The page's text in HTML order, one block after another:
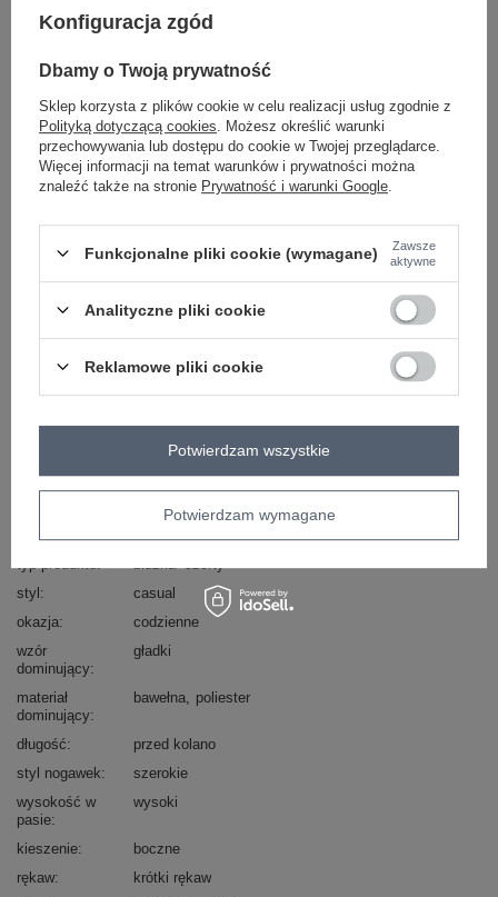
ciemny szary
S/M
L/XL 2016103555956 - +
Zobacz wszystkie kolory (+2)
sposób prania : pranie w pralce w 30°C
LK-KMPL-509713.03X
Marka
LAKERTA
typ produktu
bluzka+szorty
styl
casual
okazja
codzienne
wzór
dominujący
gładki
materiał
dominujący
bawełna poliester
długość
przed kolano
styl nogawek
szerokie
wysokość w
pasie
wysoki
kieszenie
boczne
rękaw
krótki rękaw
Konfiguracja zgód
Dbamy o Twoją prywatność
Sklep korzysta z plików cookie w celu realizacji usług zgodnie z
Polityką dotyczącą cookies . Możesz określić warunki
przechowywania lub dostępu do cookie w Twojej przeglądarce.
Więcej informacji na temat warunków i prywatności można
znaleźć także na stronie Prywatność i warunki Google
Funkcjonalne pliki cookie (wymagane)
Zawsze
aktywne
Analityczne pliki cookie
Reklamowe pliki cookie
Potwierdzam wymagane
Potwierdzam wszystkie